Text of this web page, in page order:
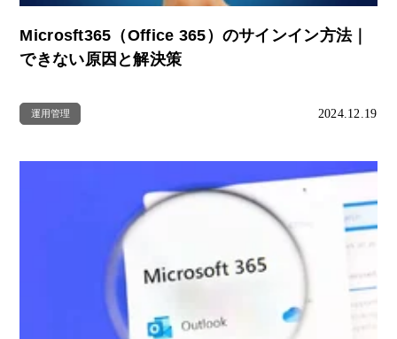
Microsft365（Office 365）のサインイン方法｜
できない原因と解決策
運用管理 2024.12.19